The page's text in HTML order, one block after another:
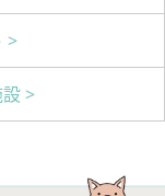
>
>